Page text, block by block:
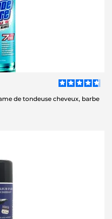
de tondeuse cheveux, barbe